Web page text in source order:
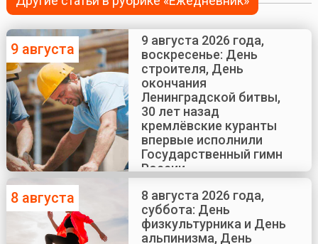
9 августа
9 августа 2026 года,
воскресенье: День
строителя, День
окончания
Ленинградской битвы,
30 лет назад
кремлёвские куранты
впервые исполнили
Государственный гимн
России
8 августа
8 августа 2026 года,
суббота: День
физкультурника и День
альпинизма, День